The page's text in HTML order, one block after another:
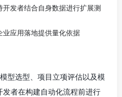
发者结合自身数据进行扩展测
应用落地提供量化依据
型选型、项目立项评估以及模
者在构建自动化流程前进行